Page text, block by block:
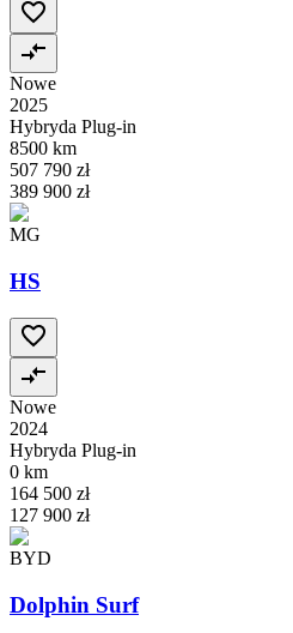
Nowe
2025
Hybryda Plug-in
8500 km
507 790 zł
389 900 zł
MG
HS
Nowe
2024
Hybryda Plug-in
0 km
164 500 zł
127 900 zł
BYD
Dolphin Surf